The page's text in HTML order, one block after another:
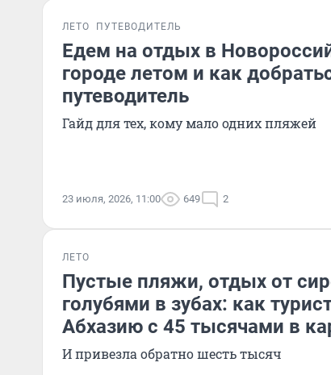
ЛЕТО ПУТЕВОДИТЕЛЬ
Едем на отдых в
городе летом и как
путеводитель
Гайд для тех, кому мало одних пляжей
23 июля, 2026, 11:00 649 2
ЛЕТО
Пустые пляжи, отдых от
голубями в зубах: как
Абхазию с 45 тысячами в
И привезла обратно шесть тысяч